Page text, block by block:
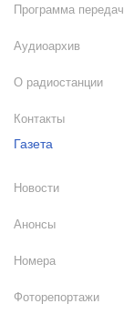
Программа передач
Аудиоархив
О радиостанции
Контакты
Газета
Новости
Анонсы
Номера
Фоторепортажи